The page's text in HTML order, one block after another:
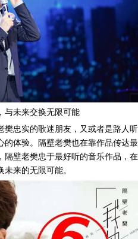
与未来交换无限可能
樊忠实的歌迷朋友，又或者是路人听
的体验。隔壁老樊也在靠作品传达最
隔壁老樊忠于最好听的音乐作品，在
来的无限可能。